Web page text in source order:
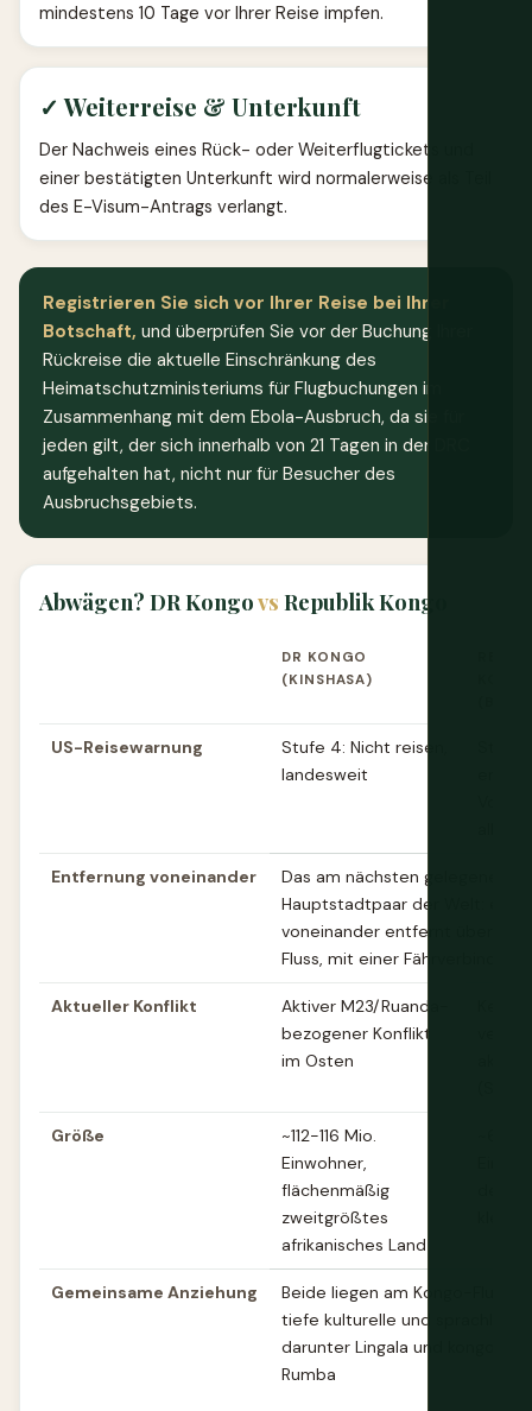
mindestens 10 Tage vor Ihrer Reise impfen.
✓ Weiterreise & Unterkunft
Der Nachweis eines Rück- oder Weiterflugtickets und
einer bestätigten Unterkunft wird normalerweise als Teil
des E-Visum-Antrags verlangt.
Registrieren Sie sich vor Ihrer Reise bei Ihrer
Botschaft, und überprüfen Sie vor der Buchung Ihrer
Rückreise die aktuelle Einschränkung des
Heimatschutzministeriums für Flugbuchungen im
Zusammenhang mit dem Ebola-Ausbruch, da sie für
jeden gilt, der sich innerhalb von 21 Tagen in der DRC
aufgehalten hat, nicht nur für Besucher des
Ausbruchsgebiets.
Abwägen? DR Kongovs Republik Kongo
DR KONGO
(KINSHASA)
US-Reisewarnung
Stufe 4: Nicht reisen,
landesweit
Entfernung voneinander
Das am nächsten gelegene
Hauptstadtpaar der Welt: etwa
voneinander entfernt über
Fluss, mit einer Fährverbindung
Aktueller Konflikt
Aktiver M23/Ruanda-
bezogener Konflikt
im Osten
Größe
~112-116 Mio.
Einwohner,
flächenmäßig
zweitgrößtes
afrikanisches Land
Gemeinsame Anziehung
Beide liegen am Kongo-Fluss
tiefe kulturelle und sprachliche
darunter Lingala und
Rumba